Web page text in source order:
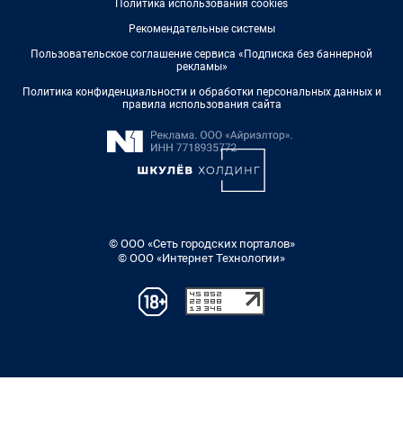
Политика использования cookies
Рекомендательные системы
Пользовательское соглашение сервиса «Подписка без баннерной
рекламы»
Политика конфиденциальности и обработки персональных данных и
правила использования сайта
© ООО «Сеть городских порталов»
© ООО «Интернет Технологии»